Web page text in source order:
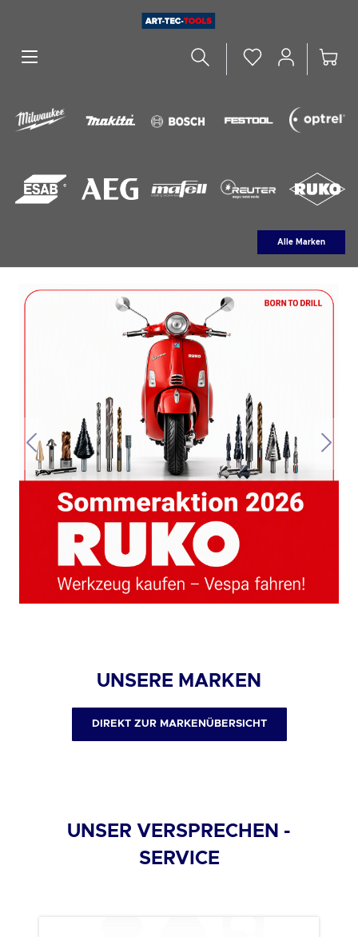
Alle Marken
Bildergalerie überspringen
UNSERE MARKEN
DIREKT ZUR MARKENÜBERSICHT
UNSER VERSPRECHEN -
SERVICE